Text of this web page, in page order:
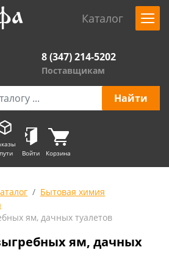
Каталог
8 (347) 214-5202
Поставщикам
Войти Корзина
Бытовая химия
ям, дачных туалетов
ям, дачных